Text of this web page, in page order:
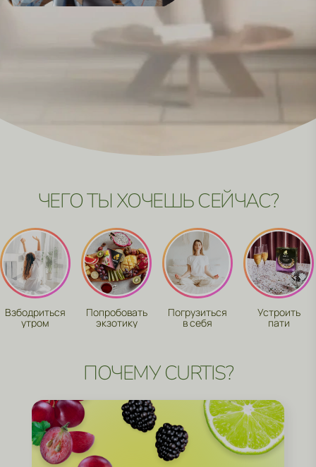
ЧЕГО ТЫ ХОЧЕШЬ СЕЙЧАС?
Взбодриться
утром
Попробовать
экзотику
Погрузиться
в себя
Устроить
пати
ПОЧЕМУ CURTIS?